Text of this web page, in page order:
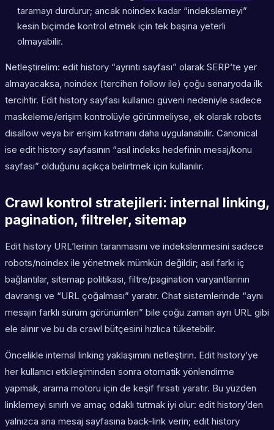
taramayı durdurur; ancak noindex kadar “indekslemeyi”
kesin biçimde kontrol etmek için tek başına yeterli
olmayabilir.
Netleştirelim: edit history “ayrıntı sayfası” olarak SERP’te yer
almayacaksa, noindex (tercihen follow ile) çoğu senaryoda ilk
tercihtir. Edit history sayfası kullanıcı güveni nedeniyle sadece
maskeleme/erişim kontrolüyle görünmeliyse, ek olarak robots
disallow veya bir erişim katmanı daha uygulanabilir. Canonical
ise edit history sayfasının “asıl indeks hedefinin mesaj/konu
sayfası” olduğunu açıkça belirtmek için kullanılır.
Crawl kontrol stratejileri: internal linking,
pagination, filtreler, sitemap
Edit history URL’lerinin taranmasını ve indekslenmesini sadece
robots/noindex ile yönetmek mümkün değildir; asıl farkı iç
bağlantılar, sitemap politikası, filtre/pagination varyantlarının
davranışı ve “URL çoğalması” yaratır. Chat sistemlerinde “aynı
mesajın farklı sürüm görünümleri” bile çoğu zaman ayrı URL gibi
ele alınır ve bu da crawl bütçesini hızlıca tüketebilir.
Öncelikle internal linking yaklaşımını netleştirin. Edit history’ye
her kullanıcı etkileşiminden sonra otomatik yönlendirme
yapmak, arama motoru için de keşif fırsatı yaratır. Bu yüzden
linklemeyi sınırlı ve amaç odaklı tutmak iyi olur: edit history’den
yalnızca ana mesaj sayfasına back-link verin; edit history